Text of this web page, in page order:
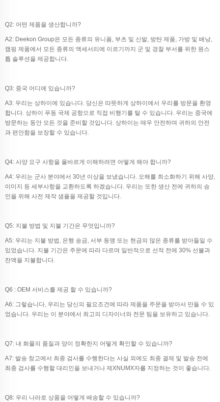
Q2: 어떤 제품을 생산합니까?
A2: Deekon Group은 모든 종류의 유니폼, 부츠 및 신발, 방탄 제품, 가방 및 배낭,
캠핑 제품에서 모든 종류의 액세서리에 이르기까지 군 및 경찰 부서를 위한 원스
톱 솔루션을 제공합니다.
Q3: 중국 어디에 있습니까?
A3: 우리는 상하이에 있습니다. 당신은 따뜻하게 상하이에서 우리를 방문을 환영
합니다. 상하이 푸동 국제 공항으로 직접 비행기를 탈 수 있습니다. 우리는 중국에
방문하는 동안 모든 것을 준비할 것입니다. 상하이는 매우 안전하며 귀하의 안전
과 편안함을 보장할 수 있습니다.
Q4: 사양 요구 사항을 올바르게 이해하려면 어떻게 해야 합니까?
A4: 우리는 군사 분야에서 30년 이상을 보냈습니다. 오해를 최소화하기 위해 사양,
이미지 등 세부사항을 교환하도록 하겠습니다. 우리는 또한 생산 전에 귀하의 승
인을 위해 사전 제작 샘플을 제공할 것입니다.
Q5: 지불 방법 및 지불 기간은 무엇입니까?
A5: 우리는 지불 방법, 은행 송금, 서부 동맹 또는 현금의 많은 종류를 받아들일 수
있었습니다. 지불 기간은 주문에 따라 다르며 일반적으로 선적 전에 30% 선불과
잔액을 지불합니다.
Q6 : OEM 서비스를 제공 할 수 있습니까?
A6: 그렇습니다, 우리는 당신의 필요조건에 따라 제품을 주문을 받아서 만들 수 있
었습니다. 우리는 이 분야에서 최고의 디자이너와 전문 팀을 보유하고 있습니다.
Q7: 내 화물의 품질과 양이 정확한지 어떻게 확인할 수 있습니까?
A7: 발송 창고에서 최종 검사를 수행한다는 사실 외에도 최종 결제 및 발송 전에
최종 검사를 수행할 대리인을 보내거나 제XNUMX자를 지정하는 것이 좋습니다.
Q8: 우리 나라로 상품을 어떻게 배송할 수 있습니까?